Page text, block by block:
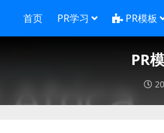
首页 PR学习 PR模板
PR